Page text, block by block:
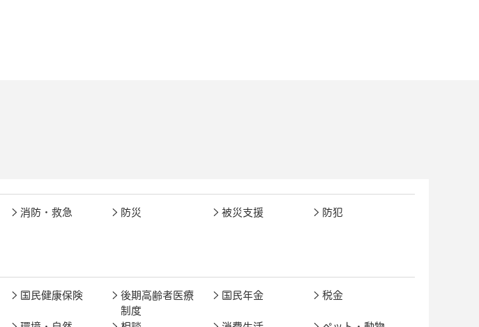
消防・救急 防災 被災支援 防犯
国民健康保険
後期高齢者医療
制度
国民年金 税金